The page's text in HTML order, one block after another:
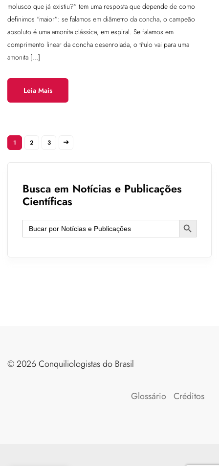
molusco que já existiu?” tem uma resposta que depende de como
definimos “maior”: se falamos em diâmetro da concha, o campeão
absoluto é uma amonita clássica, em espiral. Se falamos em
comprimento linear da concha desenrolada, o título vai para uma
amonita […]
Leia Mais
1 2 3
Busca em Notícias e Publicações
Científicas
Search
for:
Search Button
©️ 2026 Conquiliologistas do Brasil
Glossário Créditos